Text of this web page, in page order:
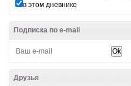
в этом дневнике
Подписка по e-mail
Друзья